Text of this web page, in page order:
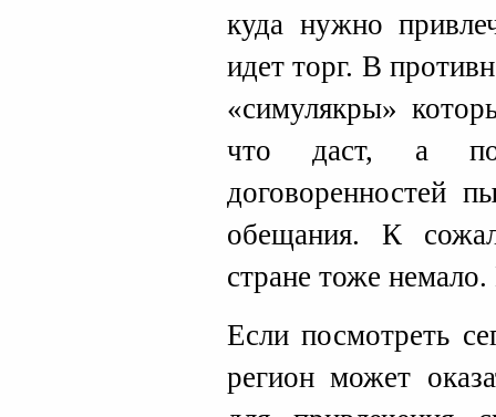
куда нужно
идет торг. В
«симулякры»
что даст, а
договоренностей
обещания. К
стране тоже
Если посмотреть
регион может